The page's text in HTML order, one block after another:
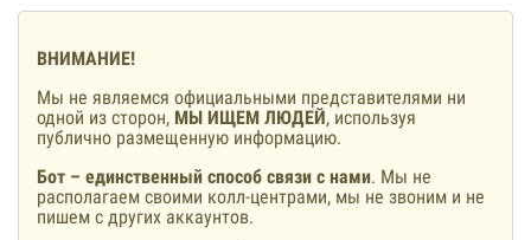
ВНИМАНИЕ!
Мы не являемся официальными представителями ни
одной из сторон, МЫ ИЩЕМ ЛЮДЕЙ, используя
публично размещенную информацию.
Бот – единственный способ связи с нами. Мы не
располагаем своими колл-центрами, мы не звоним и не
пишем с других аккаунтов.